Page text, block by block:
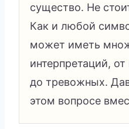
существо. Не
Как и любой
может иметь
интерпретаций,
до тревожных.
этом вопросе